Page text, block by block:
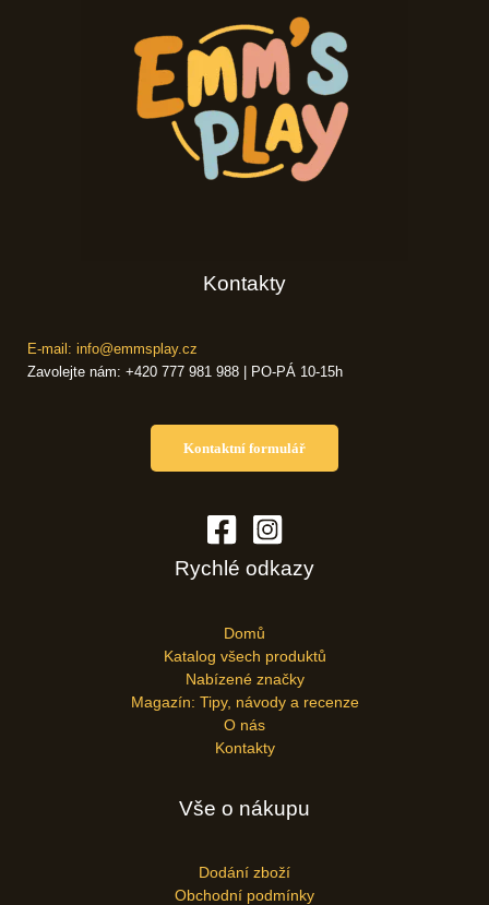
Kontakty
E-mail: info@emmsplay.cz
Zavolejte nám: +420 777 981 988 | PO-PÁ 10-15h
Kontaktní formulář
Rychlé odkazy
Domů
Katalog všech produktů
Nabízené značky
Magazín: Tipy, návody a recenze
O nás
Kontakty
Vše o nákupu
Dodání zboží
Obchodní podmínky